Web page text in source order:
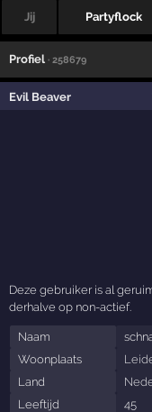
Jij Partyflock
Profiel · 258679
Evil Beaver
Deze gebruiker is al
derhalve op non-actief.
Naam
Woonplaats
Land
Leeftijd
45